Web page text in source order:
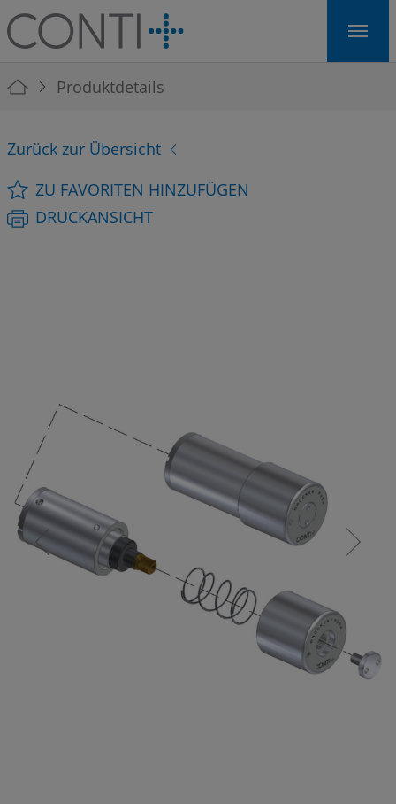
Skip to main navigation
Skip to main content
Skip to page footer
You are here:
Produktdetails
Zurück zur Übersicht
ZU FAVORITEN HINZUFÜGEN
DRUCKANSICHT